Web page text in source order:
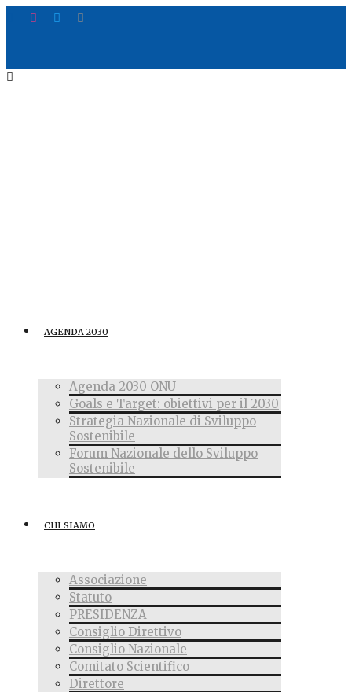
AGENDA 2030
Agenda 2030 ONU
Goals e Target: obiettivi per il 2030
Strategia Nazionale di Sviluppo
Sostenibile
Forum Nazionale dello Sviluppo
Sostenibile
CHI SIAMO
Associazione
Statuto
PRESIDENZA
Consiglio Direttivo
Consiglio Nazionale
Comitato Scientifico
Direttore